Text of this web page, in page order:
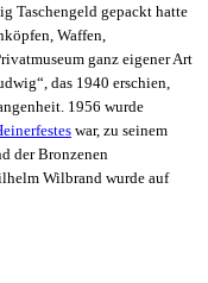
Taschengeld gepackt hatte
Waffen,
ganz eigener Art
das 1940 erschien,
1956 wurde
war, zu seinem
der Bronzenen
Wilbrand wurde auf